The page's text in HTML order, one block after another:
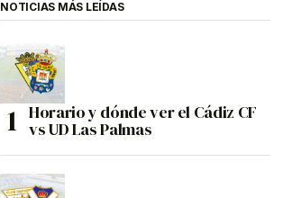
NOTICIAS MÁS LEÍDAS
Horario y dónde ver el Cádiz CF
vs UD Las Palmas